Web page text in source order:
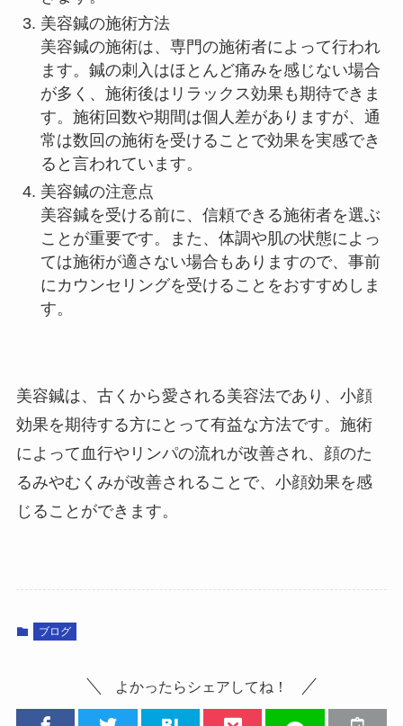
美容鍼の施術方法
美容鍼の施術は、専門の施術者によって行われ
ます。鍼の刺入はほとんど痛みを感じない場合
が多く、施術後はリラックス効果も期待できま
す。施術回数や期間は個人差がありますが、通
常は数回の施術を受けることで効果を実感でき
ると言われています。
美容鍼の注意点
美容鍼を受ける前に、信頼できる施術者を選ぶ
ことが重要です。また、体調や肌の状態によっ
ては施術が適さない場合もありますので、事前
にカウンセリングを受けることをおすすめしま
す。
美容鍼は、古くから愛される美容法であり、小顔
効果を期待する方にとって有益な方法です。施術
によって血行やリンパの流れが改善され、顔のた
るみやむくみが改善されることで、小顔効果を感
じることができます。
ブログ
よかったらシェアしてね！